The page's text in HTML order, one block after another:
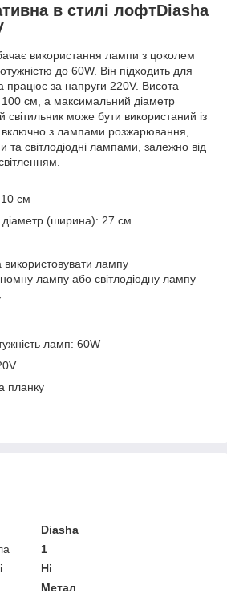
в стилі лофтDiasha
використання лампи з цоколем
до 60W. Він підходить для
працює за напруги 220V. Висота
100 см, а максимальний діаметр
може бути використаний із
з лампами розжарювання,
світлодіодні лампами, залежно від
10 см
(ширина): 27 см
лампу
лампу або світлодіодну лампу
ламп: 60W
планку
Diasha
1
Ні
Метал